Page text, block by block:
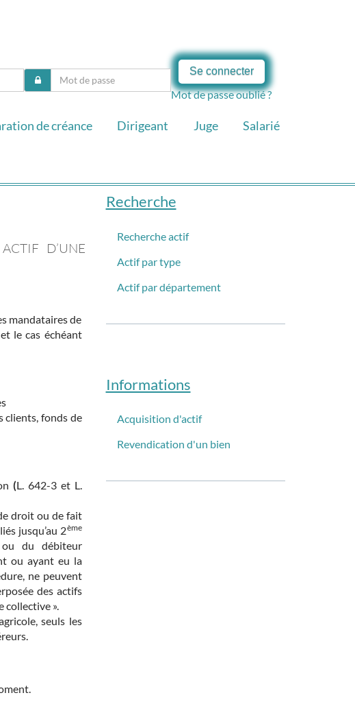
Se connecter
Mot de passe oublié ?
de créance Dirigeant Juge Salarié
Recherche
Recherche actif
Actif par type
Actif par département
Informations
Acquisition d'actif
Revendication d'un bien
D’UNE
mandataires de
le cas échéant
clients, fonds de
(L. 642-3 et L.
droit ou de fait
jusqu’au 2ème
ou du débiteur
ou ayant eu la
ne peuvent
des actifs
collective ».
seuls les